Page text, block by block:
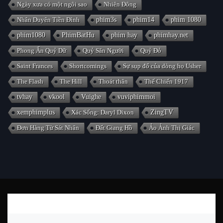
Ngày xưa có một ngôi sao Nhiên Đông
Nhân Duyên Tiền Đình phim3s phim14 phim 1080
phim1080 PhimBatHu phim hay phimhay.net
Phong Ấn Quỷ Dữ Quỷ Săn Người Quỷ Đỏ
Saint Frances Shortcomings Sự sụp đổ của dòng họ Usher
The Flash The Hill Thoát thân Thế Chiến 1917
tvhay vkool Vuighe vuviphimmoi
xemphimplus Xác Sống: Daryl Dixon ZingTV
Đơn Hàng Từ Sát Nhân Đất Giang Hồ Ảo Ảnh Thị Giác